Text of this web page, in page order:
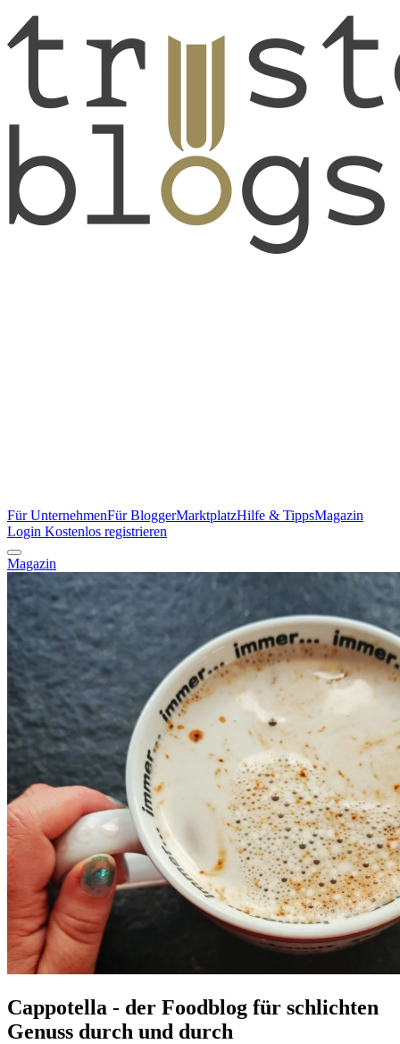
Für UnternehmenFür BloggerMarktplatzHilfe & TippsMagazin
Login Kostenlos registrieren
Magazin
Cappotella - der Foodblog für schlichten
Genuss durch und durch